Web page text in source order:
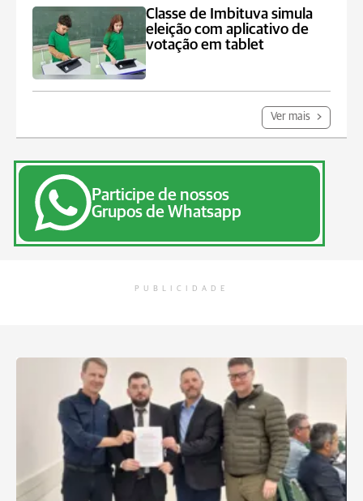
Classe de Imbituva simula
eleição com aplicativo de
votação em tablet
Ver mais
Participe de nossos
Grupos de Whatsapp
PUBLICIDADE